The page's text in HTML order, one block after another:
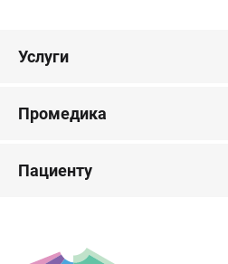
Услуги
Промедика
Пациенту